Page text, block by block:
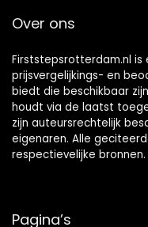
Over ons
Firststepsrotterdam.nl
prijsvergelijkings- en
biedt die beschikbaar
houdt via de laatst
zijn auteursrechtelijk
eigenaren. Alle
respectievelijke bronnen.
Pagina’s